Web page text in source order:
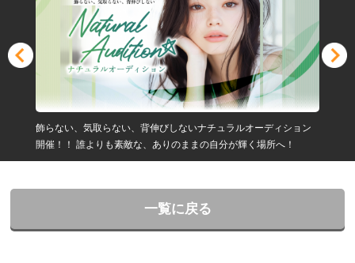
飾らない、気取らない、背伸びしないナチュラルオーディション
開催！！ 誰よりも素敵な、ありのままの自分が輝く場所へ！
一覧に戻る